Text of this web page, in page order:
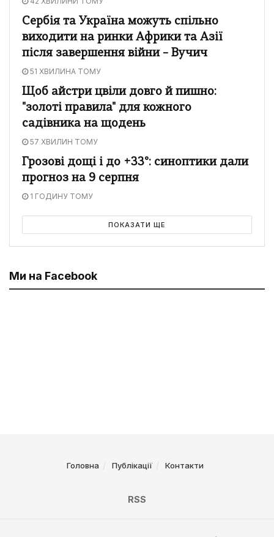
Сербія та Україна можуть спільно
виходити на ринки Африки та Азії
після завершення війни – Вучич
51 ХВИЛИНА ТОМУ
Щоб айстри цвіли довго й пишно:
"золоті правила" для кожного
садівника на щодень
57 ХВИЛИН ТОМУ
Грозові дощі і до +33°: синоптики дали
прогноз на 9 серпня
1 ГОДИНУ ТОМУ
ПОКАЗАТИ ЩЕ
Ми на Facebook
Головна Публікації Контакти
RSS